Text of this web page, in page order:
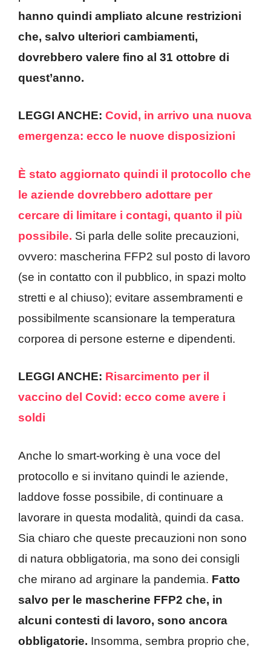
hanno quindi ampliato alcune restrizioni
che, salvo ulteriori cambiamenti,
dovrebbero valere fino al 31 ottobre di
quest’anno.
LEGGI ANCHE: Covid, in arrivo una nuova
emergenza: ecco le nuove disposizioni
È stato aggiornato quindi il protocollo che
le aziende dovrebbero adottare per
cercare di limitare i contagi, quanto il più
possibile. Si parla delle solite precauzioni,
ovvero: mascherina FFP2 sul posto di lavoro
(se in contatto con il pubblico, in spazi molto
stretti e al chiuso); evitare assembramenti e
possibilmente scansionare la temperatura
corporea di persone esterne e dipendenti.
LEGGI ANCHE: Risarcimento per il
vaccino del Covid: ecco come avere i
soldi
Anche lo smart-working è una voce del
protocollo e si invitano quindi le aziende,
laddove fosse possibile, di continuare a
lavorare in questa modalità, quindi da casa.
Sia chiaro che queste precauzioni non sono
di natura obbligatoria, ma sono dei consigli
che mirano ad arginare la pandemia. Fatto
salvo per le mascherine FFP2 che, in
alcuni contesti di lavoro, sono ancora
obbligatorie. Insomma, sembra proprio che,